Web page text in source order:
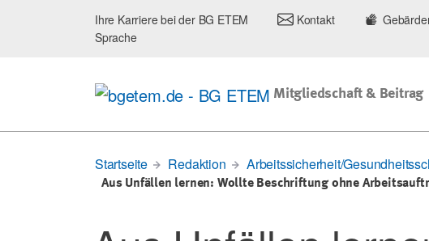
Ihre Karriere bei der BG ETEM Kontakt
Sprache
Mitgliedschaft & Beitrag
Startseite Redaktion Arbeitssicherheit/
Aus Unfällen lernen: Wollte Beschriftung ohne